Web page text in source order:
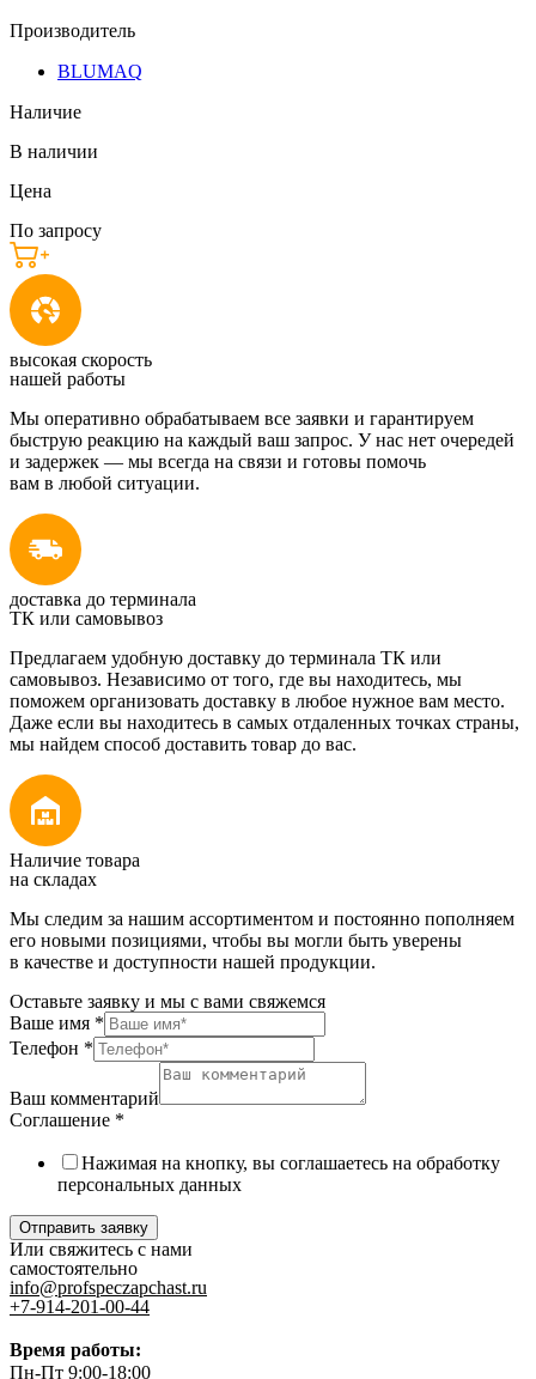
Производитель
BLUMAQ
Наличие
В наличии
Цена
По запросу
высокая скорость
нашей работы
Мы оперативно обрабатываем все заявки и гарантируем
быструю реакцию на каждый ваш запрос. У нас нет очередей
и задержек — мы всегда на связи и готовы помочь
вам в любой ситуации.
доставка до терминала
ТК или самовывоз
Предлагаем удобную доставку до терминала ТК или
самовывоз. Независимо от того, где вы находитесь, мы
поможем организовать доставку в любое нужное вам место.
Даже если вы находитесь в самых отдаленных точках страны,
мы найдем способ доставить товар до вас.
Наличие товара
на складах
Мы следим за нашим ассортиментом и постоянно пополняем
его новыми позициями, чтобы вы могли быть уверены
в качестве и доступности нашей продукции.
Оставьте заявку и мы с вами свяжемся
Ваше имя *
Телефон *
Ваш комментарий
Соглашение *
Нажимая на кнопку, вы соглашаетесь на обработку
персональных данных
Отправить заявку
Или свяжитесь с нами
самостоятельно
info@profspeczapchast.ru
+7-914-201-00-44
Время работы:
Пн-Пт 9:00-18:00